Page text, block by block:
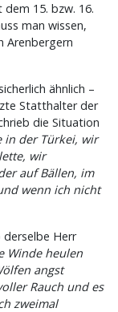
15. bzw. 16.
man wissen,
Arenbergern
ähnlich –
Statthalter der
die Situation
in der Türkei, wir
wir
auf Bällen, im
wenn ich nicht
derselbe Herr
Winde heulen
angst
Rauch und es
zweimal